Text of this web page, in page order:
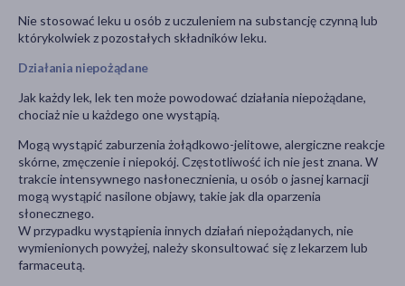
Nie stosować leku u osób z uczuleniem na substancję czynną lub
którykolwiek z pozostałych składników leku.
Działania niepożądane
Jak każdy lek, lek ten może powodować działania niepożądane,
chociaż nie u każdego one wystąpią.
Mogą wystąpić zaburzenia żołądkowo-jelitowe, alergiczne reakcje
skórne, zmęczenie i niepokój. Częstotliwość ich nie jest znana. W
trakcie intensywnego nasłonecznienia, u osób o jasnej karnacji
mogą wystąpić nasilone objawy, takie jak dla oparzenia
słonecznego.
W przypadku wystąpienia innych działań niepożądanych, nie
wymienionych powyżej, należy skonsultować się z lekarzem lub
farmaceutą.